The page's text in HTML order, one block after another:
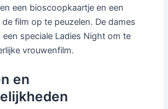
een bioscoopkaartje en een
film op te peuzelen. De dames
speciale Ladies Night om te
vrouwenfilm.
en